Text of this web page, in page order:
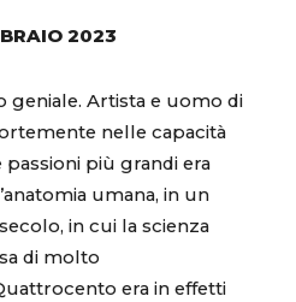
2023
geniale. Artista e uomo di
nelle capacità
più grandi era
umana, in un
in cui la scienza
di molto
era in effetti